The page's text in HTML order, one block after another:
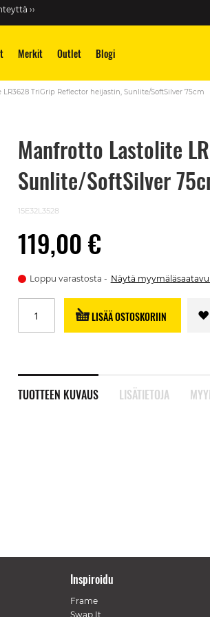
››
Merkit Outlet Blogi
TriGrip Reflector heijastin, Sunlite/SoftSilver 75cm
Manfrotto Lastolite
Sunlite/SoftSilver
15E32L3528
119,00 €
Loppu varastosta Näytä
LISÄÄ OSTOSKORIIN
TUOTTEEN KUVAUS LISÄTIETOJA
Inspiroidu
Frame
Swap It